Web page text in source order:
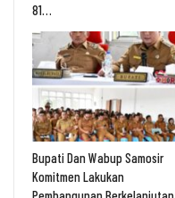
81…
Bupati Dan Wabup Samosir
Komitmen Lakukan